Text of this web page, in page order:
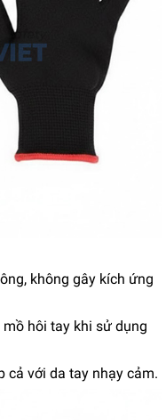
không gây kích ứng
hôi tay khi sử dụng
cả với da tay nhạy cảm.